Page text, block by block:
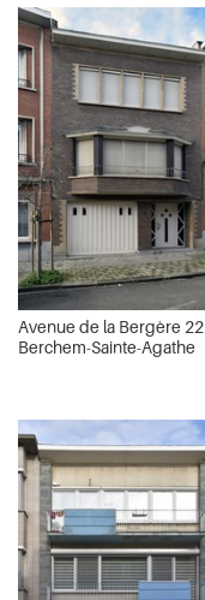
Avenue de la Bergère 22
Berchem-Sainte-Agathe